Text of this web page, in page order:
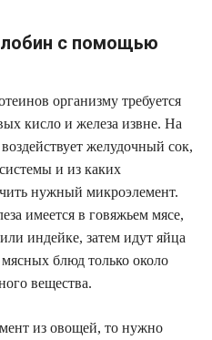
с помощью
организму требуется
кисло и железа извне. На
желудочный сок,
и из каких
нужный микроэлемент.
имеется в говяжьем мясе,
индейке, затем идут яйца
блюд только около
вещества.
из овощей, то нужно